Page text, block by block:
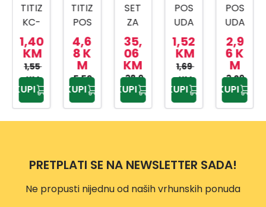
TITIZ
KC-
163
POS
UDA
ZA
ZAČI
N
720
1,40
KM
1,55
KM
KUPI
TITIZ
POS
UDA
ZA
ZAČI
N
KC-
370
4,6
8 K
M
5,50
KM
KUPI
SET
ZA
ZAČI
NE
NA
DRVE
NOM
PLAD
NJU
DP35
35,
06
KM
38,9
5 KM
KUPI
POS
UDA
ZA
ZAČI
N 210
ML
1,52
KM
1,69
KM
KUPI
POS
UDA
ZA
ZAČI
N SA
BAM
BUS
POKL
OPC
M
2,9
6 K
M
3,29
KM
KUPI
PRETPLATI SE NA NEWSLETTER SADA!
Ne propusti nijednu od naših vrhunskih ponuda